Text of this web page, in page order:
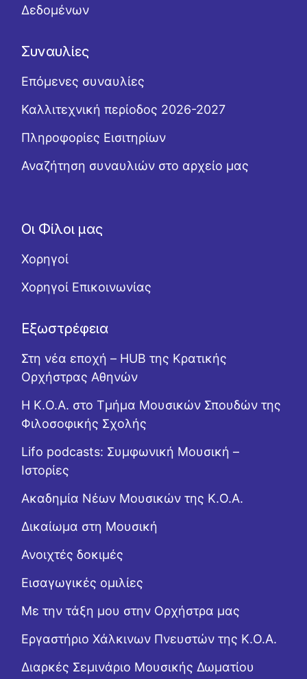
Δεδομένων
Συναυλίες
Επόμενες συναυλίες
Καλλιτεχνική περίοδος 2026-2027
Πληροφορίες Εισιτηρίων
Αναζήτηση συναυλιών στο αρχείο μας
Οι Φίλοι μας
Χορηγοί
Χορηγοί Επικοινωνίας
Εξωστρέφεια
Στη νέα εποχή – HUB της Κρατικής
Ορχήστρας Αθηνών
Η Κ.Ο.Α. στο Τμήμα Μουσικών Σπουδών της
Φιλοσοφικής Σχολής
Lifo podcasts: Συμφωνική Μουσική –
Ιστορίες
Ακαδημία Νέων Μουσικών της Κ.Ο.Α.
Δικαίωμα στη Μουσική
Ανοιχτές δοκιμές
Εισαγωγικές ομιλίες
Με την τάξη μου στην Ορχήστρα μας
Εργαστήριo Χάλκινων Πνευστών της Κ.Ο.Α.
Διαρκές Σεμινάριο Μουσικής Δωματίου